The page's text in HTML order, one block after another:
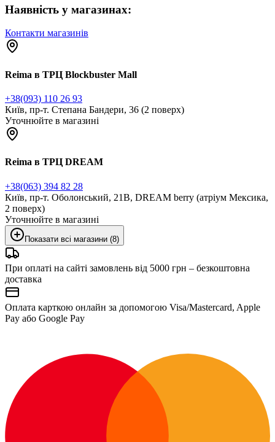
Наявність у магазинах:
Контакти магазинів
Reima в ТРЦ Blockbuster Mall
+38(093) 110 26 93
Київ, пр-т. Степана Бандери, 36 (2 поверх)
Уточнюйте в магазині
Reima в ТРЦ DREAM
+38(063) 394 82 28
Київ, пр-т. Оболонський, 21В, DREAM berry (атріум Мексика,
2 поверх)
Уточнюйте в магазині
Показати всі магазини (8)
При оплаті на сайті замовлень від 5000 грн – безкоштовна
доставка
Оплата карткою онлайн за допомогою Visa/Mastercard, Apple
Pay або Google Pay